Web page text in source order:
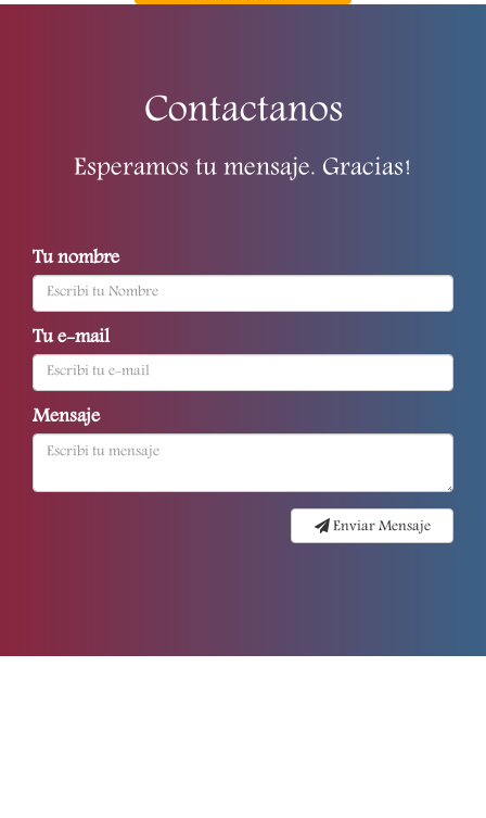
Contactanos
Esperamos tu mensaje. Gracias!
Tu nombre
Tu e-mail
Mensaje
Enviar Mensaje